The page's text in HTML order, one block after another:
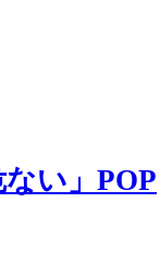
ない」POP